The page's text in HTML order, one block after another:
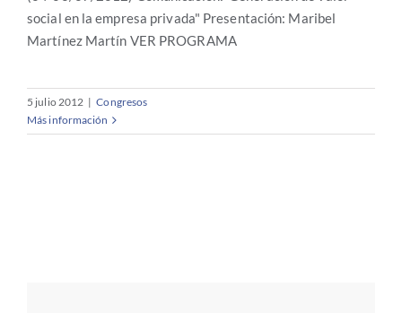
social en la empresa privada" Presentación: Maribel
Martínez Martín VER PROGRAMA
5 julio 2012 | Congresos
Más información